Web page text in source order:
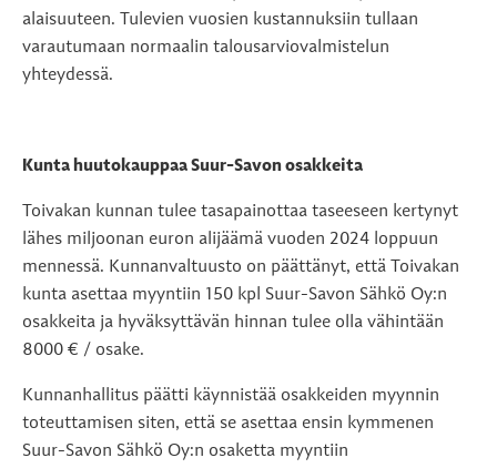
alaisuuteen. Tulevien vuosien kustannuksiin tullaan
varautumaan normaalin talousarviovalmistelun
yhteydessä.
Kunta huutokauppaa Suur-Savon osakkeita
Toivakan kunnan tulee tasapainottaa taseeseen kertynyt
lähes miljoonan euron alijäämä vuoden 2024 loppuun
mennessä. Kunnanvaltuusto on päättänyt, että Toivakan
kunta asettaa myyntiin 150 kpl Suur-Savon Sähkö Oy:n
osakkeita ja hyväksyttävän hinnan tulee olla vähintään
8000 € / osake.
Kunnanhallitus päätti käynnistää osakkeiden myynnin
toteuttamisen siten, että se asettaa ensin kymmenen
Suur-Savon Sähkö Oy:n osaketta myyntiin